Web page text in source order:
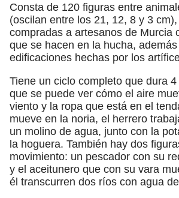
Consta de 120 figuras entre
(oscilan entre los 21, 12, 8 y 3
compradas a artesanos de Murcia
que se hacen en la hucha,
edificaciones hechas por los
Tiene un ciclo completo que dura
que se puede ver cómo el aire
viento y la ropa que está en el
mueve en la noria, el herrero
un molino de agua, junto con la
la hoguera. También hay dos
movimiento: un pescador con su
y el aceitunero que con su vara
él transcurren dos ríos con agua